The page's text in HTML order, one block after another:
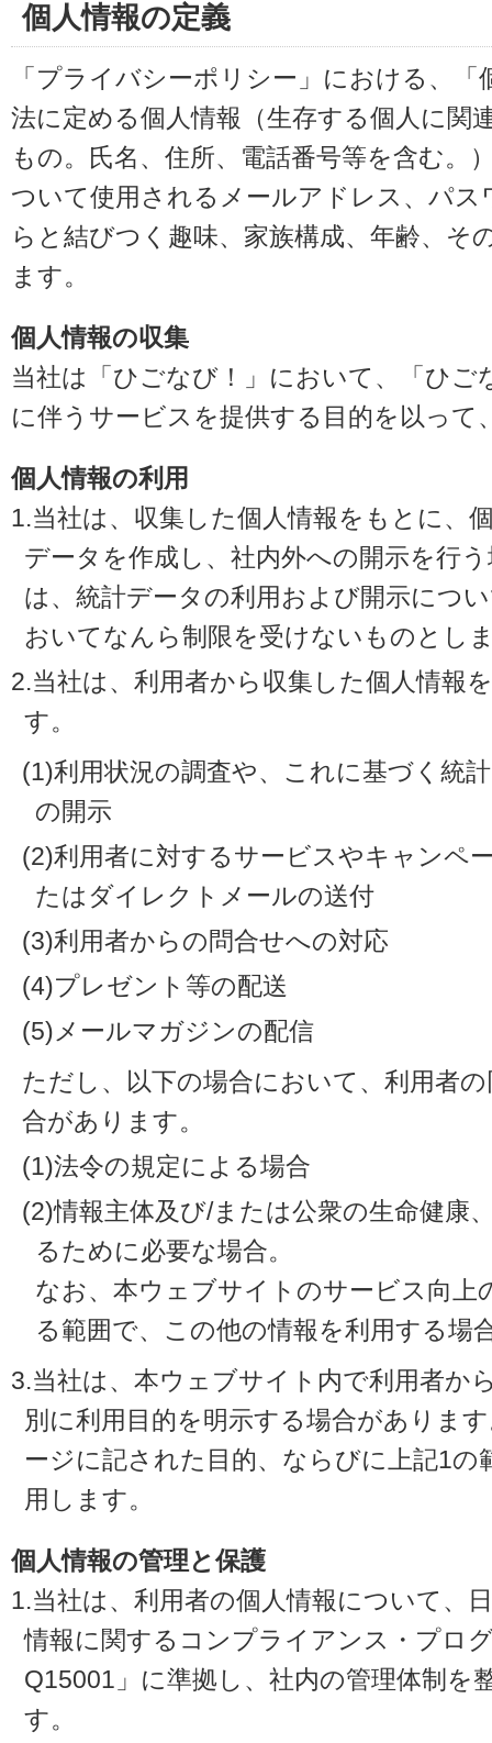
個人情報の定義
「プライバシーポリシー」における、
法に定める個人情報（生存する個人に関
もの。氏名、住所、電話番号等を含む。
ついて使用されるメールアドレス、パ
らと結びつく趣味、家族構成、年齢、そ
ます。
個人情報の収集
当社は「ひごなび！」において、「ひ
に伴うサービスを提供する目的を以って
個人情報の利用
1.当社は、収集した個人情報をもとに、
データを作成し、社内外への開示を行
は、統計データの利用および開示につ
おいてなんら制限を受けないものとし
2.当社は、利用者から収集した個人情報
す。
(1)利用状況の調査や、これに基づく統
の開示
(2)利用者に対するサービスやキャンペ
たはダイレクトメールの送付
(3)利用者からの問合せへの対応
(4)プレゼント等の配送
(5)メールマガジンの配信
ただし、以下の場合において、利用者
合があります。
(1)法令の規定による場合
(2)情報主体及び/または公衆の生命健康
るために必要な場合。
なお、本ウェブサイトのサービス向上
る範囲で、この他の情報を利用する場
3.当社は、本ウェブサイト内で利用者か
別に利用目的を明示する場合がありま
ージに記された目的、ならびに上記1の
用します。
個人情報の管理と保護
1.当社は、利用者の個人情報について、
情報に関するコンプライアンス・プロ
Q15001」に準拠し、社内の管理体制を
す。